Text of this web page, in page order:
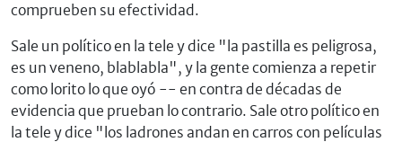
comprueben su efectividad.
Sale un político en la tele y dice "la pastilla es peligrosa,
es un veneno, blablabla", y la gente comienza a repetir
como lorito lo que oyó -- en contra de décadas de
evidencia que prueban lo contrario. Sale otro político en
la tele y dice "los ladrones andan en carros con películas